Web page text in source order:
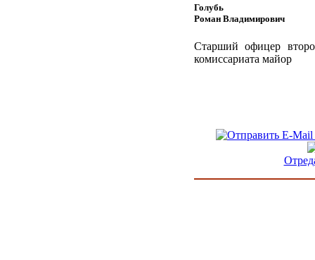
Голубь
Роман Владимирович
Старший офицер
комиссариата майор